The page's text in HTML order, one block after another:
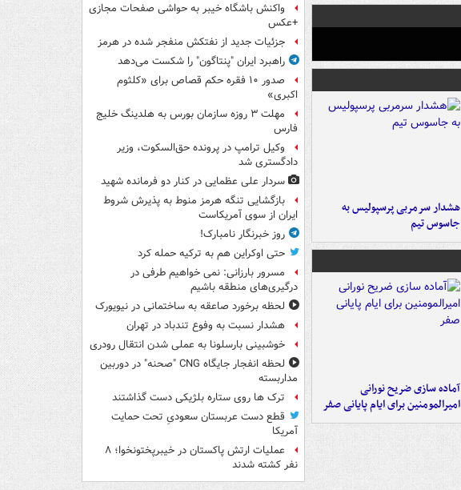
هشدار سرمربی پرسپولیس به
جاسوس تیم
آماده سازی ضریح نورانی
امیرالمومنین برای ایام پایانی صفر
واکنش باشگاه خیبر به حواشی صفحات مجازی
+عکس
جزئیات جدید از نفتکش منفجر شده در هرمز
راهبرد ایران "پنتاگون" را شکست می‌دهد
صدور ۱۰ فقره حکم قصاص برای «کلثوم
اکبری»
مهلت ۳ روزه سازمان بورس به هلدینگ خلیج
فارس
وکیل ترامپ در پرونده حق‌السکوت، وزیر
دادگستری شد
سردار علی عظمایی در کنار دو فرمانده شهید
بازگشایی تنگه هرمز منوط به پذیرش شروط
ایران از سوی آمریکاست
روز خبرنگار نامبارک!
حتی اوکراین هم به ترکیه حمله کرد
مسرور بارزانی: نمی خواهیم طرفی در
درگیری‌های منطقه باشیم
لحظه برخورد صاعقه به ساختمانی در نیویورک
هشدار نسبت به وفوع تندباد در تهران
خوشبینی بارسلونا به عملی شدن انتقال رودری
لحظه انفجار جایگاه CNG "صحنه" در دوربین
مداربسته
ترک ها روی ستاره بلژیکی دست گذاشتند
قطع دست عربستان سعودیِ تحت حمایت
آمریکا
عملیات ارتش پاکستان در خیبرپختونخوا؛ ۸
نفر کشته شدند